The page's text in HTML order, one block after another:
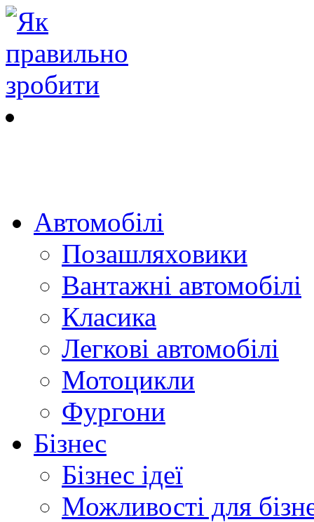
Автомобілі
Позашляховики
Вантажні автомобілі
Класика
Легкові автомобілі
Мотоцикли
Фургони
Бізнес
Бізнес ідеї
Можливості для